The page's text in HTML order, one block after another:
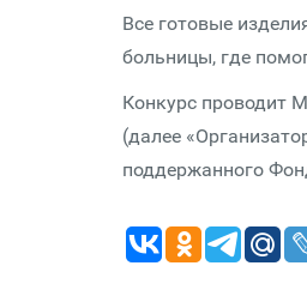
Все готовые
больницы, где
Конкурс проводит
(далее
поддержанного